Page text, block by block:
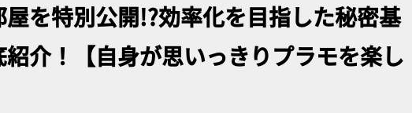
を特別公開!?効率化を目指した秘密基
介！【自身が思いっきりプラモを楽し